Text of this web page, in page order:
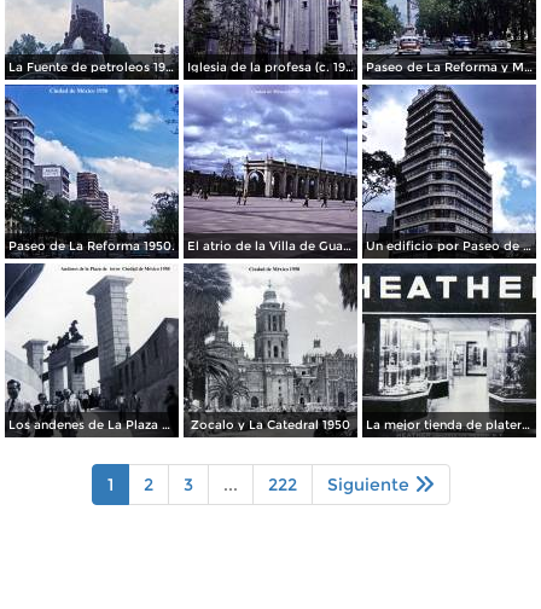
La Fuente de petroleos 1950. Iglesia de la profesa (c. 1950) Paseo de La Reforma y Mto a La Independencia 1950
Paseo de La Reforma 1950. El atrio de la Villa de Guadalupe 1950. Un edificio por Paseo de La Reforma 1950
Los andenes de La Plaza de toros Ciudad de México 1950 Zocalo y La Catedral 1950 La mejor tienda de plateria.
1 2 3 ... 222 Siguiente